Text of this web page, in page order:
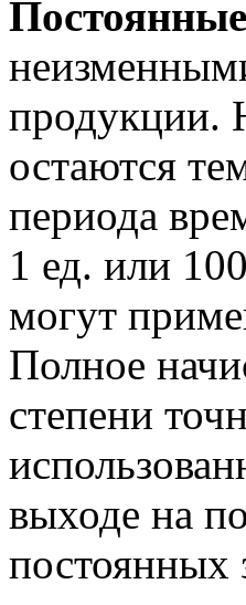
продукции.
остаются
периода
1 ед. или
могут
Полное
степени
выходе на
постоянных